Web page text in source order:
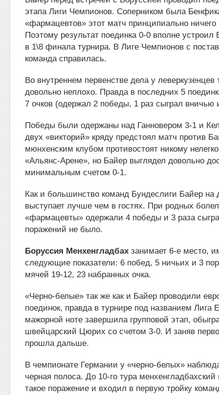
этапа Лиги Чемпионов. Соперником была
«фармацевтов» этот матч принципиально ничего
Поэтому результат поединка 0-0 вполне
в 1\8 финала турнира. В Лиге Чемпионов с
команда справилась.
Во внутреннем первенстве дела у леверкузенцев
довольно неплохо. Правда в последних 5
7 очков (одержал 2 победы, 1 раз сыграл вничью
Победы были одержаны над Ганновером 3-1 и
двух «викторий» кряду предстоял матч против
мюнхенским клубом противостоят никому
«Альянс-Арене», но Байер выглядел довольно
минимальным счетом 0-1.
Как и большинство команд Бундеслиги Байер
выступает лучше чем в гостях. При родных
«фармацевты» одержали 4 победы и 3 раза
поражений не было.
Боруссия Менхенгладбах занимает 6-е место,
следующие показатели: 6 побед, 5 ничьих и 3
мячей 19-12, 23 набранных очка.
«Черно-белые» так же как и Байер проводили
поединок, правда в турнире под названием Лига
мажорной ноте завершила групповой этап,
швейцарский Цюрих со счетом 3-0. И заняв
прошла дальше.
В чемпионате Германии у «черно-белых»
черная полоса. До 10-го тура менхенгладбахский
такое поражение и входил в первую тройку